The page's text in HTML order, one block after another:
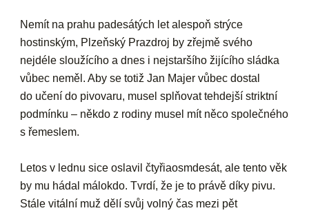
Nemít na prahu padesátých let alespoň strýce
hostinským, Plzeňský Prazdroj by zřejmě svého
nejdéle sloužícího a dnes i nejstaršího žijícího sládka
vůbec neměl. Aby se totiž Jan Majer vůbec dostal
do učení do pivovaru, musel splňovat tehdejší striktní
podmínku – někdo z rodiny musel mít něco společného
s řemeslem.
Letos v lednu sice oslavil čtyřiaosmdesát, ale tento věk
by mu hádal málokdo. Tvrdí, že je to právě díky pivu.
Stále vitální muž dělí svůj volný čas mezi pět